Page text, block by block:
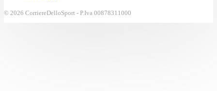
© 2026 CorriereDelloSport - P.Iva 00878311000